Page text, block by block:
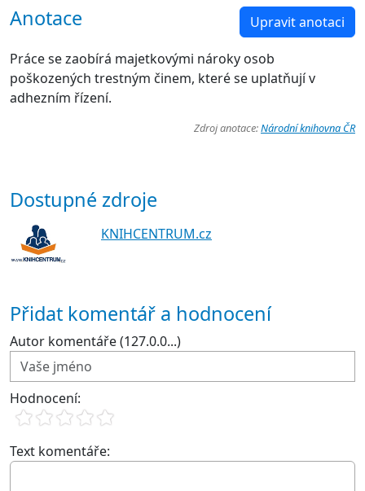
Anotace Upravit anotaci
Práce se zaobírá majetkovými nároky osob
poškozených trestným činem, které se uplatňují v
adhezním řízení.
Zdroj anotace:Národní knihovna ČR
Dostupné zdroje
KNIHCENTRUM.cz
Přidat komentář a hodnocení
Autor komentáře (127.0.0...)
Hodnocení:
Text komentáře: